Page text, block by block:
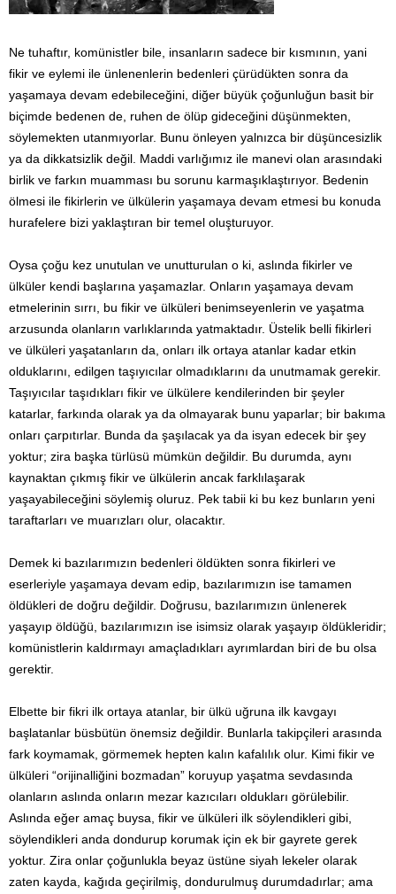
Ne tuhaftır, komünistler bile, insanların sadece bir kısmının, yani
fikir ve eylemi ile ünlenenlerin bedenleri çürüdükten sonra da
yaşamaya devam edebileceğini, diğer büyük çoğunluğun basit bir
biçimde bedenen de, ruhen de ölüp gideceğini düşünmekten,
söylemekten utanmıyorlar. Bunu önleyen yalnızca bir düşüncesizlik
ya da dikkatsizlik değil. Maddi varlığımız ile manevi olan arasındaki
birlik ve farkın muamması bu sorunu karmaşıklaştırıyor. Bedenin
ölmesi ile fikirlerin ve ülkülerin yaşamaya devam etmesi bu konuda
hurafelere bizi yaklaştıran bir temel oluşturuyor.
Oysa çoğu kez unutulan ve unutturulan o ki, aslında fikirler ve
ülküler kendi başlarına yaşamazlar. Onların yaşamaya devam
etmelerinin sırrı, bu fikir ve ülküleri benimseyenlerin ve yaşatma
arzusunda olanların varlıklarında yatmaktadır. Üstelik belli fikirleri
ve ülküleri yaşatanların da, onları ilk ortaya atanlar kadar etkin
olduklarını, edilgen taşıyıcılar olmadıklarını da unutmamak gerekir.
Taşıyıcılar taşıdıkları fikir ve ülkülere kendilerinden bir şeyler
katarlar, farkında olarak ya da olmayarak bunu yaparlar; bir bakıma
onları çarpıtırlar. Bunda da şaşılacak ya da isyan edecek bir şey
yoktur; zira başka türlüsü mümkün değildir. Bu durumda, aynı
kaynaktan çıkmış fikir ve ülkülerin ancak farklılaşarak
yaşayabileceğini söylemiş oluruz. Pek tabii ki bu kez bunların yeni
taraftarları ve muarızları olur, olacaktır.
Demek ki bazılarımızın bedenleri öldükten sonra fikirleri ve
eserleriyle yaşamaya devam edip, bazılarımızın ise tamamen
öldükleri de doğru değildir. Doğrusu, bazılarımızın ünlenerek
yaşayıp öldüğü, bazılarımızın ise isimsiz olarak yaşayıp öldükleridir;
komünistlerin kaldırmayı amaçladıkları ayrımlardan biri de bu olsa
gerektir.
Elbette bir fikri ilk ortaya atanlar, bir ülkü uğruna ilk kavgayı
başlatanlar büsbütün önemsiz değildir. Bunlarla takipçileri arasında
fark koymamak, görmemek hepten kalın kafalılık olur. Kimi fikir ve
ülküleri “orijinalliğini bozmadan” koruyup yaşatma sevdasında
olanların aslında onların mezar kazıcıları oldukları görülebilir.
Aslında eğer amaç buysa, fikir ve ülküleri ilk söylendikleri gibi,
söylendikleri anda dondurup korumak için ek bir gayrete gerek
yoktur. Zira onlar çoğunlukla beyaz üstüne siyah lekeler olarak
zaten kayda, kağıda geçirilmiş, dondurulmuş durumdadırlar; ama